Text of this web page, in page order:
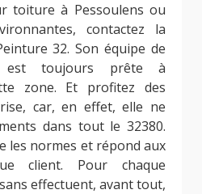
toiture à Pessoulens ou
contactez la
32. Son équipe de
est toujours prête à
zone. Et profitez des
car, en effet, elle ne
dans tout le 32380.
les normes et répond aux
client. Pour chaque
effectuent, avant tout,